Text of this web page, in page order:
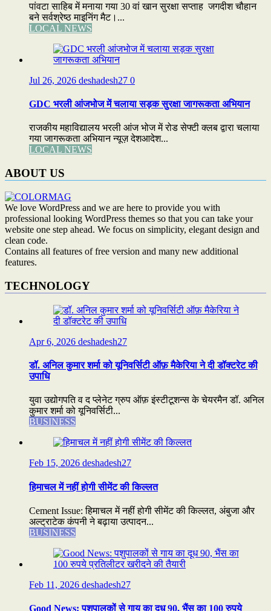
पांवटा साहिब में मनाया गया 30 वां खान सुरक्षा सप्ताह जगदीश चौहान
बने सर्वश्रेष्ठ माइनिंग मैट।...
LOCAL NEWS
Jul 26, 2026 deshadesh27 0
GDC भरली आंजभोज में चलाया सड़क सुरक्षा जागरूकता अभियान
राजकीय महाविद्यालय भरली आंज भोज में रोड सेफ्टी क्लब द्वारा चलाया
गया जागरूकता अभियान न्यूज़ देशआदेश...
LOCAL NEWS
ABOUT US
We love WordPress and we are here to provide you with
professional looking WordPress themes so that you can take your
website one step ahead. We focus on simplicity, elegant design and
clean code.
Contains all features of free version and many new additional
features.
TECHNOLOGY
Apr 6, 2026 deshadesh27
डॉ. अनिल कुमार शर्मा को यूनिवर्सिटी ऑफ़ मैकेरिया ने दी डॉक्टरेट की
उपाधि
युवा उद्योगपति व द प्लेनेट ग्रुप ऑफ़ इंस्टीटूशन्स के चेयरमैन डॉ. अनिल
कुमार शर्मा को यूनिवर्सिटी...
BUSINESS
Feb 15, 2026 deshadesh27
हिमाचल में नहीं होगी सीमेंट की किल्लत
Cement Issue: हिमाचल में नहीं होगी सीमेंट की किल्लत, अंबुजा और
अल्ट्राटेक कंपनी ने बढ़ाया उत्पादन...
BUSINESS
Feb 11, 2026 deshadesh27
Good News: पशुपालकों से गाय का दूध 90, भैंस का 100 रुपये